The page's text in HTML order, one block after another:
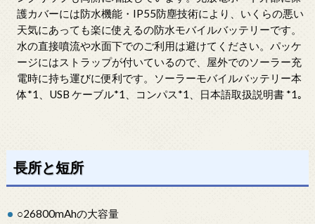
護カバーには防水機能・IP55防塵技術により、いくらの悪い
天気にあっても楽に使えるの防水モバイルバッテリーです。
水の直接噴流や水面下でのご利用は避けてください。パッケ
ージにはストラップが付いているので、屋外でのソーラー充
電時に持ち運びに便利です。ソーラーモバイルバッテリー本
体*1、USB ケーブル*1、コンパス*1、日本語取扱説明書 *1｡
長所と短所
○26800mAhの大容量